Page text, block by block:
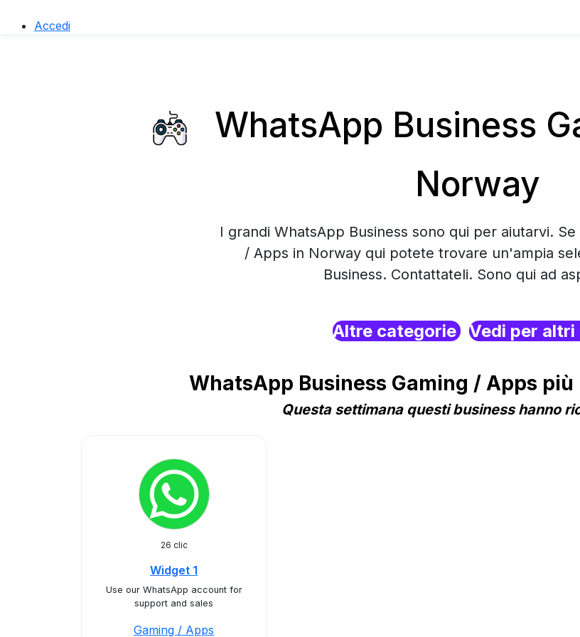
Accedi
WhatsApp Business
Norway
I grandi WhatsApp Business sono qui per aiutarvi.
/ Apps in Norway qui potete trovare un'ampia
Business. Contattateli. Sono qui ad
Altre categorie Vedi per altri
WhatsApp Business Gaming / Apps
Questa settimana questi business hanno
26 clic
Widget 1
Use our WhatsApp account for
support and sales
Gaming / Apps